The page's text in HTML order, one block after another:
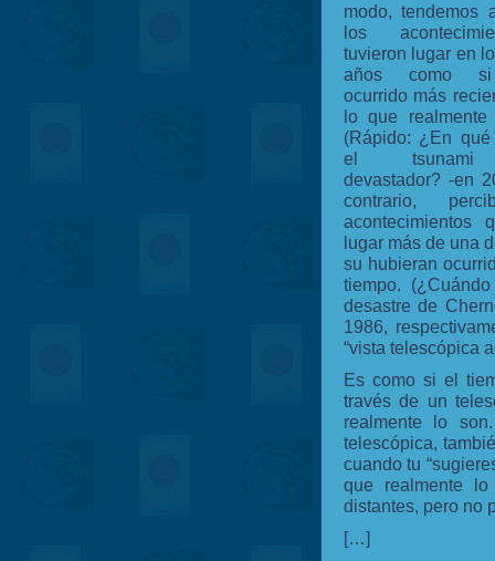
modo, tendemos
los
tuvieron lugar en
años como si
ocurrido más
lo que
(Rápido: ¿En
el tsunami
devastador? -en
contrario,
acontecimientos
lugar más de una
su hubieran
tiempo.
desastre de
1986,
“vista telescópica
Es como si el
través de un
realmente lo
telescópica,
cuando tu
que realmente
distantes, pero no
[…]